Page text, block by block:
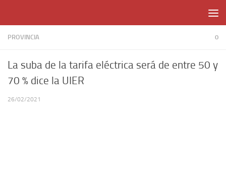
PROVINCIA 0
La suba de la tarifa eléctrica será de entre 50 y
70 % dice la UIER
26/02/2021